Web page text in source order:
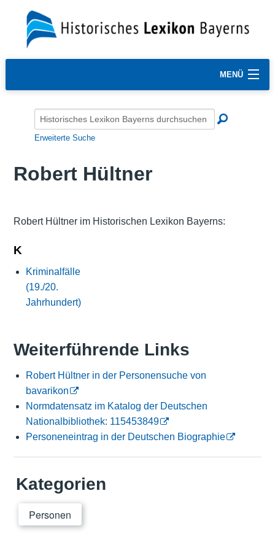
MENÜ
Erweiterte Suche
Robert Hültner
Robert Hültner im Historischen Lexikon Bayerns:
K
Kriminalfälle
(19./20.
Jahrhundert)
Weiterführende Links
Robert Hültner in der Personensuche von
bavarikon
Normdatensatz im Katalog der Deutschen
Nationalbibliothek: 115453849
Personeneintrag in der Deutschen Biographie
Kategorien
Personen